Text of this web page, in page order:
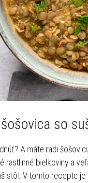
so
A máte radi
rastlinné bielkoviny a
stôl. V tomto recepte